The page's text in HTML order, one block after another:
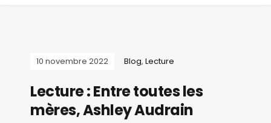
10 novembre 2022 Blog, Lecture
Lecture : Entre toutes les
mères, Ashley Audrain